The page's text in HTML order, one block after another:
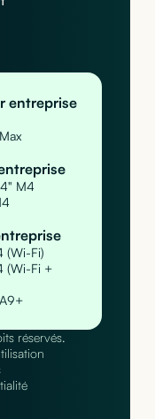
entreprise
M4
(Wi-Fi)
(Wi-Fi +
réservés.